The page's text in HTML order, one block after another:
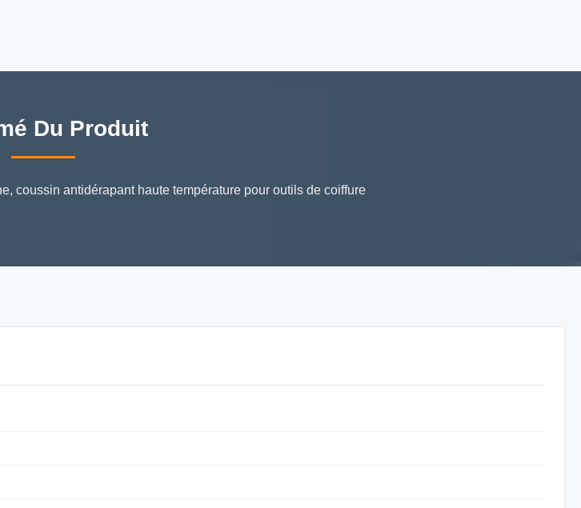
Du Produit
coussin antidérapant haute température pour outils de coiffure